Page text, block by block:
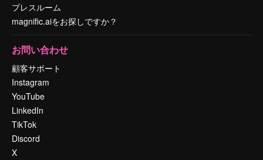
プレスルーム
magnific.aiをお探しですか？
お問い合わせ
顧客サポート
Instagram
YouTube
LinkedIn
TikTok
Discord
X